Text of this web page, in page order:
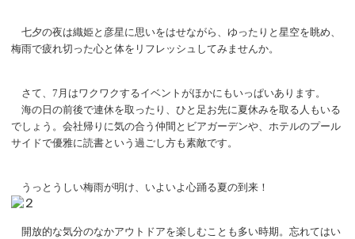
七夕の夜は織姫と彦星に思いをはせながら、ゆったりと星空を眺め、
梅雨で疲れ切った心と体をリフレッシュしてみませんか。
さて、 7月はワクワクするイベントがほかにもいっぱいあります。
海の日の前後で連休を取ったり、ひと足お先に夏休みを取る人もいる
でしょう。会社帰りに気の合う仲間とビアガーデンや、ホテルのプール
サイドで優雅に読書という過ごし方も素敵です。
うっとうしい梅雨が明け、いよいよ心踊る夏の到来！
開放的な気分のなかアウトドアを楽しむことも多い時期。忘れてはい